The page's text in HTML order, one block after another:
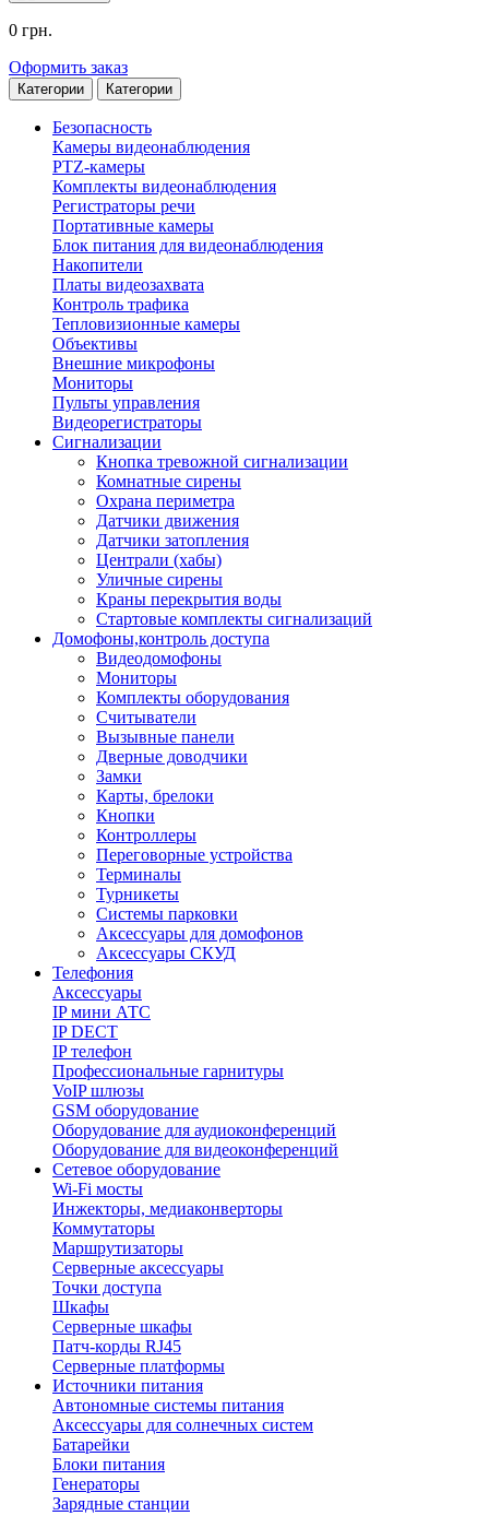
0 грн.
Оформить заказ
Категории Категории
Безопасность
Камеры видеонаблюдения
PTZ-камеры
Комплекты видеонаблюдения
Регистраторы речи
Портативные камеры
Блок питания для видеонаблюдения
Накопители
Платы видеозахвата
Контроль трафика
Тепловизионные камеры
Объективы
Внешние микрофоны
Мониторы
Пульты управления
Видеорегистраторы
Сигнализации
Кнопка тревожной сигнализации
Комнатные сирены
Охрана периметра
Датчики движения
Датчики затопления
Централи (хабы)
Уличные сирены
Краны перекрытия воды
Стартовые комплекты сигнализаций
Домофоны,контроль доступа
Видеодомофоны
Мониторы
Комплекты оборудования
Считыватели
Вызывные панели
Дверные доводчики
Замки
Карты, брелоки
Кнопки
Контроллеры
Переговорные устройства
Терминалы
Турникеты
Системы парковки
Аксессуары для домофонов
Аксессуары СКУД
Телефония
Aксессуары
IP мини АТС
IP DECT
IP телефон
Профессиональные гарнитуры
VoIP шлюзы
GSM оборудование
Оборудование для аудиоконференций
Оборудование для видеоконференций
Сетевое оборудование
Wi-Fi мосты
Инжекторы, медиаконверторы
Коммутаторы
Маршрутизаторы
Серверные аксессуары
Точки доступа
Шкафы
Серверные шкафы
Патч-корды RJ45
Серверные платформы
Источники питания
Автономные системы питания
Аксессуары для солнечных систем
Батарейки
Блоки питания
Генераторы
Зарядные станции